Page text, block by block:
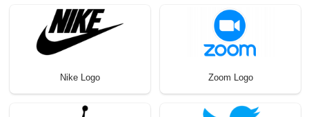
Nike Logo Zoom Logo